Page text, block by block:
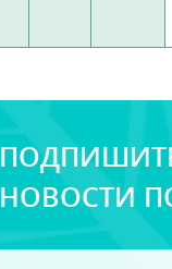
НОВОСТИ